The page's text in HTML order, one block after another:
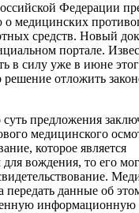
Федерации
медицинских
средств. Новый
портале.
в силу уже в июне
отложить
предложения
медицинского
которое является
вождения, то его
передать данные об
информационную